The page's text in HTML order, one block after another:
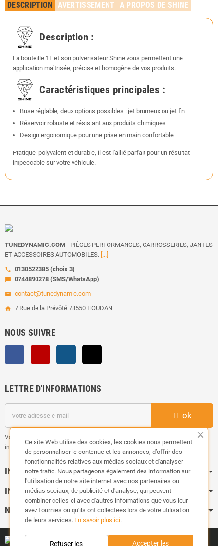
DESCRIPTION AVERTISSEMENT A PROPOS DE SHINE
Description :
La bouteille 1L et son pulvérisateur Shine vous permettent une
application maîtrisée, précise et homogène de vos produits.
Caractéristiques principales :
Buse réglable, deux options possibles : jet brumeux ou jet fin
Réservoir robuste et résistant aux produits chimiques
Design ergonomique pour une prise en main confortable
Pratique, polyvalent et durable, il est l'allié parfait pour un résultat
impeccable sur votre véhicule.
TUNEDYNAMIC.COM - PIÈCES PERFORMANCES, CARROSSERIES, JANTES
ET ACCESSOIRES AUTOMOBILES. [...]
call 0130522385 (choix 3)
sms 0744890278 (SMS/WhatsApp)
email contact@tunedynamic.com
home 7 Rue de la Prévôté 78550 HOUDAN
NOUS SUIVRE
LETTRE D'INFORMATIONS
ok
Vous pouvez vous désinscrire à tout moment. Vous trouverez pour cela nos
informations de contact dans les conditions d'utilisation du site.
INFORMATION
INFOS PRATIQUES
NOS CATÉGORIES
Ce site Web utilise des cookies, les cookies nous permettent
de personnaliser le contenue et les annonces, d’offrir des
fonctionnalités relatives aux médias sociaux et d'analyser
notre trafic. Nous partageons également des information sur
l'utilisation de notre site internet avec nos partenaires ou
médias sociaux, de publicité et d'analyse, qui peuvent
combiner celles-ci avec d'autres informations que vous leur
avez fournies ou qu'ils ont collectées lors de votre utilisation
de leurs services. En savoir plus ici.
Accepter les
Refuser les